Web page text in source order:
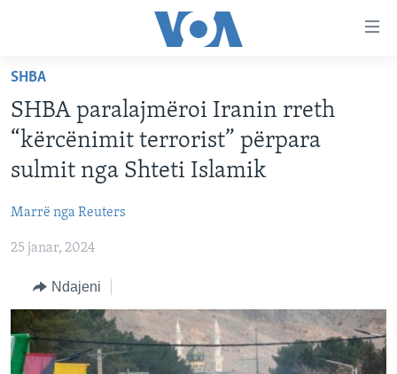
faqen
kryesore
Kalo
tek
faqja
Kalo
tek
kërkimi
FAQJA KRYESORE
KATEGORITË
AMERIKA
EVROPA
BOTA
MJEDISI
KULTURË
SHKENCË DHE TEKNOLOGJI
DITARI
Learning English
FOLLOW US
Gjuhët
SHBA
SHBA paralajmëroi Iranin rreth
“kërcënimit terrorist” përpara
sulmit nga Shteti Islamik
Marrë nga Reuters
25 janar, 2024
Ndajeni